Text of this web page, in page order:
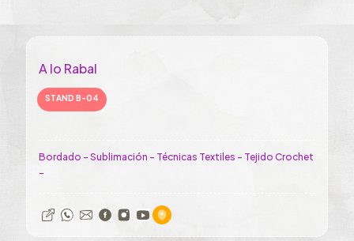
A lo Rabal
STAND B-04
Bordado - Sublimación - Técnicas Textiles - Tejido Crochet
-